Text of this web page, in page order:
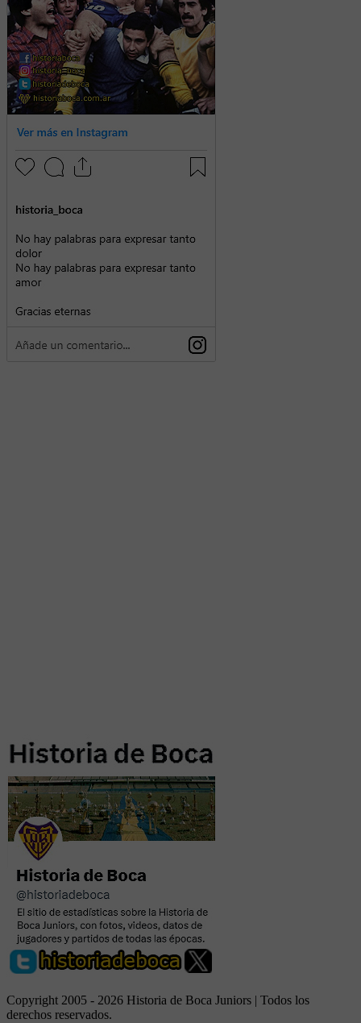
Copyright 2005 - 2026 Historia de Boca Juniors | Todos los
derechos reservados.